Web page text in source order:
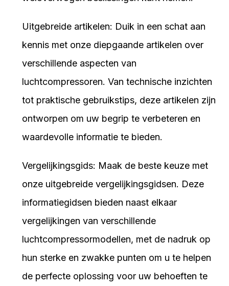
Uitgebreide artikelen: Duik in een schat aan
kennis met onze diepgaande artikelen over
verschillende aspecten van
luchtcompressoren. Van technische inzichten
tot praktische gebruikstips, deze artikelen zijn
ontworpen om uw begrip te verbeteren en
waardevolle informatie te bieden.
Vergelijkingsgids: Maak de beste keuze met
onze uitgebreide vergelijkingsgidsen. Deze
informatiegidsen bieden naast elkaar
vergelijkingen van verschillende
luchtcompressormodellen, met de nadruk op
hun sterke en zwakke punten om u te helpen
de perfecte oplossing voor uw behoeften te